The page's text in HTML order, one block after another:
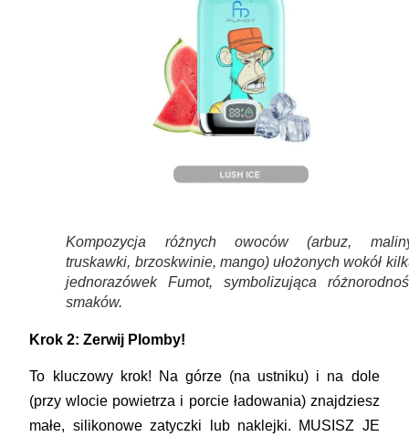
Kompozycja różnych owoców (arbuz,
truskawki, brzoskwinie, mango) ułożonych wokół
jednorazówek Fumot, symbolizująca
smaków.
Krok 2: Zerwij Plomby!
To kluczowy krok! Na górze (na ustniku) i na dole
(przy wlocie powietrza i porcie ładowania) znajdziesz
małe, silikonowe zatyczki lub naklejki.
MUSISZ JE